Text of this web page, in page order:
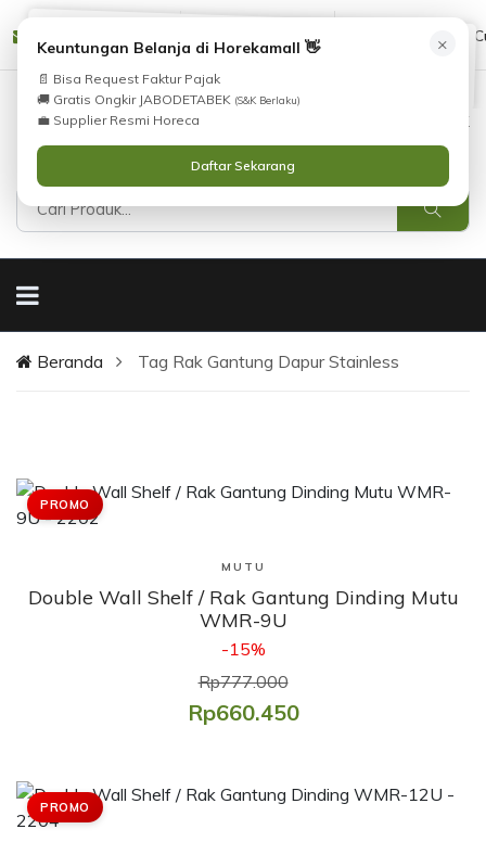
(021) 38783380 08551688000
Masuk
×
Keuntungan Belanja di Horekamall 👋
📄 Bisa Request Faktur Pajak
🚚 Gratis Ongkir JABODETABEK (S&K Berlaku)
💼 Supplier Resmi Horeca
Daftar Sekarang
Beranda Tag Rak Gantung Dapur Stainless
PROMO
Lihat Produk
MUTU
Double Wall Shelf / Rak Gantung Dinding Mutu
WMR-9U
-15%
Rp777.000
Rp660.450
PROMO
i
Silahkan lihatKatalog
Hubungi Kami